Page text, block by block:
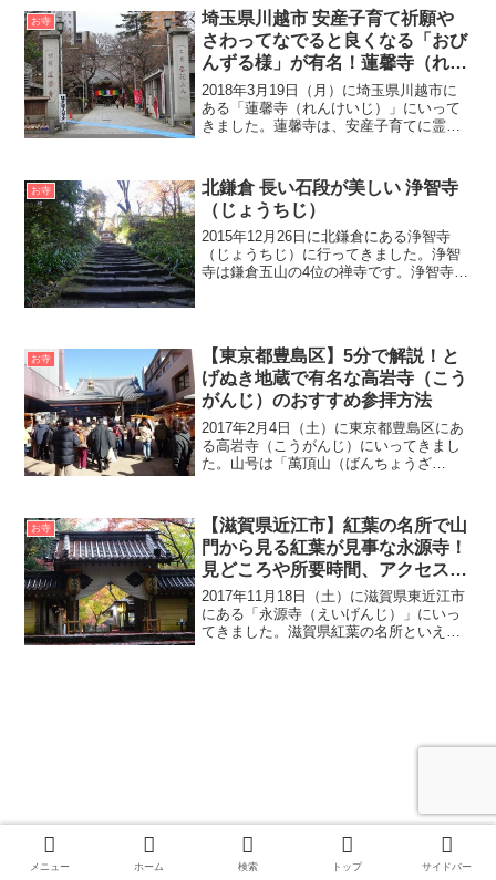
は東山ドライブウェイの頂上にある無料
駐車場から約10...
お寺
埼玉県川越市 安産子育て祈願や
さわってなでると良くなる「おび
んずる様」が有名！蓮馨寺（れん
けいじ）
2018年3月19日（月）に埼玉県川越市に
ある「蓮馨寺（れんけいじ）」にいって
きました。蓮馨寺は、安産子育てに霊験
利益があるお寺です。また、さわってな
でると良くなる仏様...
お寺
北鎌倉 長い石段が美しい 浄智寺
（じょうちじ）
2015年12月26日に北鎌倉にある浄智寺
（じょうちじ）に行ってきました。浄智
寺は鎌倉五山の4位の禅寺です。浄智寺の
鎌倉・江ノ島七福...
お寺
【東京都豊島区】5分で解説！と
げぬき地蔵で有名な高岩寺（こう
がんじ）のおすすめ参拝方法
2017年2月4日（土）に東京都豊島区にあ
る高岩寺（こうがんじ）にいってきまし
た。山号は「萬頂山（ばんちょうざ
（1596年）に扶岳太助（ふがくたすけ）
によって江戸湯島に開...
お寺
【滋賀県近江市】紅葉の名所で山
門から見る紅葉が見事な永源寺！
見どころや所要時間、アクセスや
駐車場をご紹介します
2017年11月18日（土）に滋賀県東近江市
にある「永源寺（えいげんじ）」にいっ
てきました。滋賀県紅葉の名所といえば
メニュー ホーム 検索 トップ サイドバー